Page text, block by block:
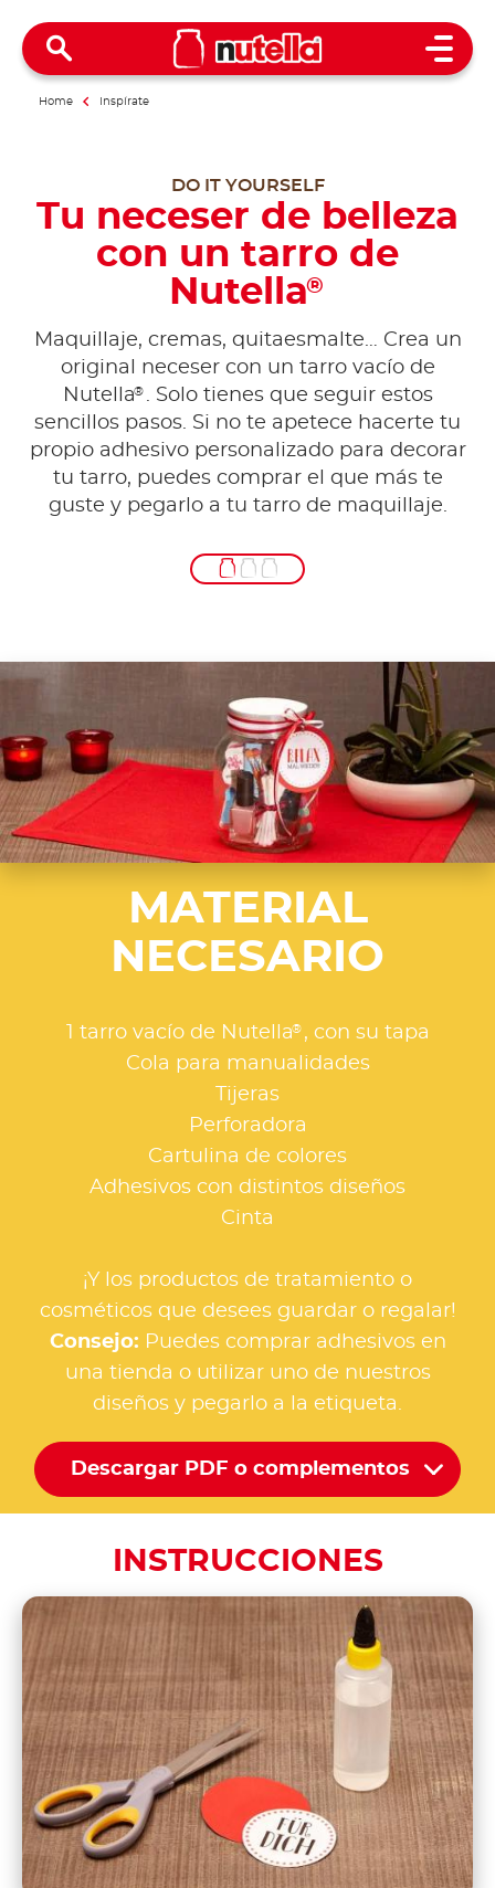
Open
Home Inspírate
DO IT YOURSELF
Tu neceser de belleza
con un tarro de
Nutella®
Maquillaje, cremas, quitaesmalte… Crea un
original neceser con un tarro vacío de
Nutella® . Solo tienes que seguir estos
sencillos pasos. Si no te apetece hacerte tu
propio adhesivo personalizado para decorar
tu tarro, puedes comprar el que más te
guste y pegarlo a tu tarro de maquillaje.
MATERIAL
NECESARIO
1 tarro vacío de Nutella® , con su tapa
Cola para manualidades
Tijeras
Perforadora
Cartulina de colores
Adhesivos con distintos diseños
Cinta
¡Y los productos de tratamiento o
cosméticos que desees guardar o regalar!
Consejo: Puedes comprar adhesivos en
una tienda o utilizar uno de nuestros
diseños y pegarlo a la etiqueta.
Descargar PDF o complementos
INSTRUCCIONES